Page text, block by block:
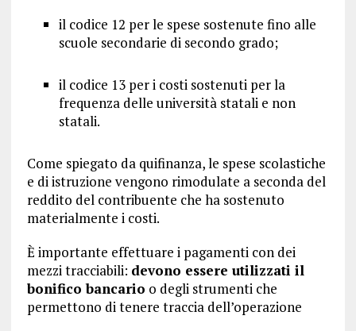
il codice 12 per le spese sostenute fino alle
scuole secondarie di secondo grado;
il codice 13 per i costi sostenuti per la
frequenza delle università statali e non
statali.
Come spiegato da quifinanza, le spese scolastiche
e di istruzione vengono rimodulate a seconda del
reddito del contribuente che ha sostenuto
materialmente i costi.
È importante effettuare i pagamenti con dei
mezzi tracciabili: devono essere utilizzati il
bonifico bancario o degli strumenti che
permettono di tenere traccia dell’operazione